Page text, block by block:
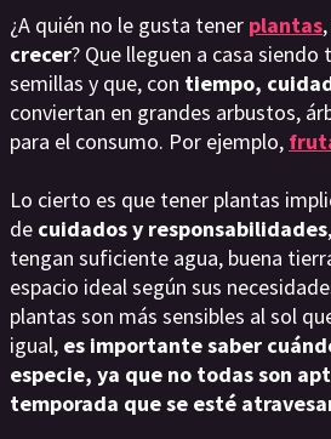
¿A quién no le gusta tener plantas,
crecer? Que lleguen a casa
semillas y que, con tiempo,
conviertan en grandes arbustos,
para el consumo. Por ejemplo,
Lo cierto es que tener plantas
de cuidados y responsabilidades
tengan suficiente agua, buena
espacio ideal según sus
plantas son más sensibles al sol
igual, es importante saber
especie, ya que no todas son
temporada que se esté